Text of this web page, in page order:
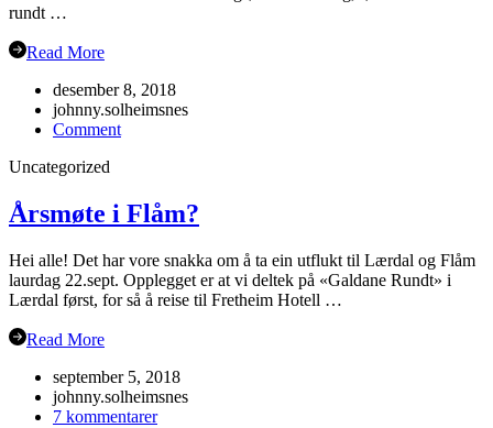
rundt …
Read More
desember 8, 2018
johnny.solheimsnes
Commenton
Uncategorized
Årsmøte i Flåm?
Hei alle! Det har vore snakka om å ta ein utflukt til Lærdal og Flåm
laurdag 22.sept. Opplegget er at vi deltek på «Galdane Rundt» i
Lærdal først, for så å reise til Fretheim Hotell …
Read More
september 5, 2018
johnny.solheimsnes
7 kommentarertil